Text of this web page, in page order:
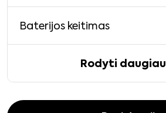
Baterijos keitimas
Rodyti daugiau